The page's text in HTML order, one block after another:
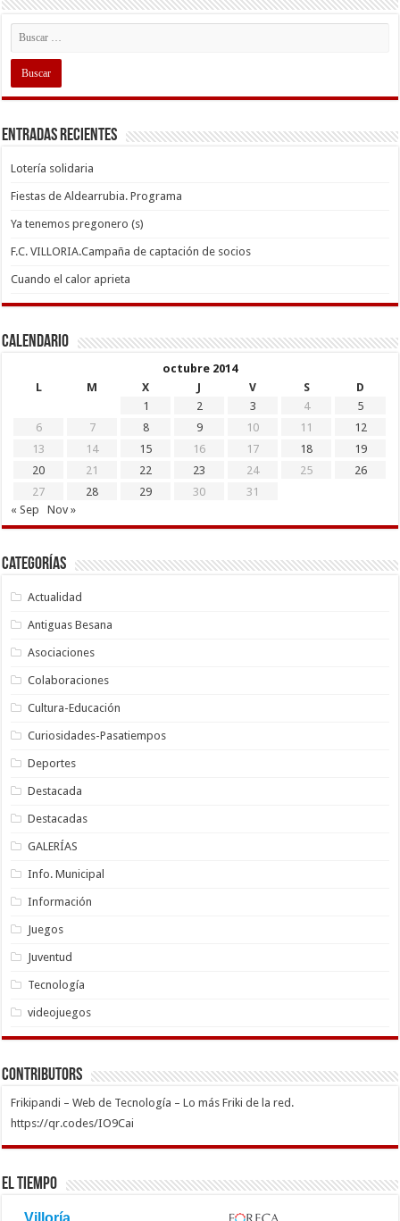
Entradas recientes
Lotería solidaria
Fiestas de Aldearrubia. Programa
Ya tenemos pregonero (s)
F.C. VILLORIA.Campaña de captación de socios
Cuando el calor aprieta
Calendario
octubre 2014
L
M X J V S
D
1
2 3 4
5
6
7 8 9 10 11
12
13
14 15 16 17 18
19
20
21 22 23 24 25
26
27
28 29 30
31
« Sep
Nov »
Categorías
Actualidad
Antiguas Besana
Asociaciones
Colaboraciones
Cultura-Educación
Curiosidades-Pasatiempos
Deportes
Destacada
Destacadas
GALERÍAS
Info. Municipal
Información
Juegos
Juventud
Tecnología
videojuegos
Contributors
Frikipandi – Web de Tecnología – Lo más Friki de la red.
https://qr.codes/IO9Cai
El Tiempo